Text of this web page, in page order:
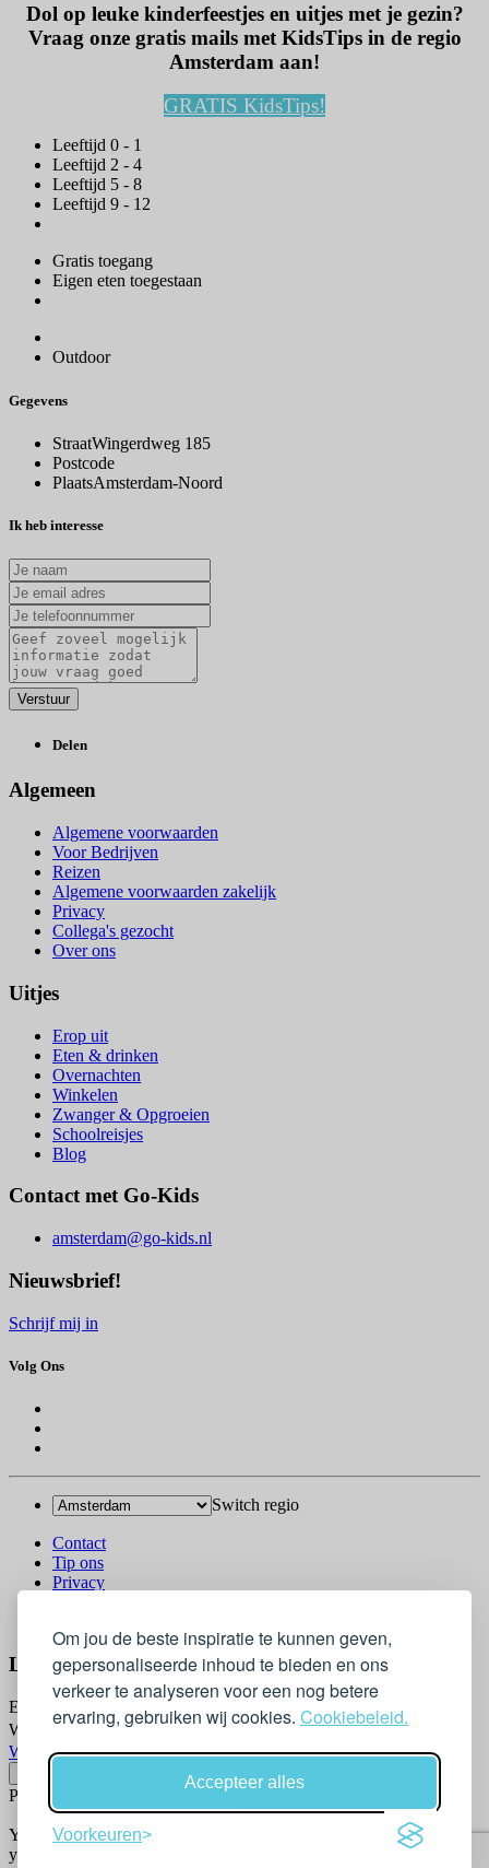
Om jou de beste inspiratie te kunnen geven,
gepersonaliseerde inhoud te bieden en ons
verkeer te analyseren voor een nog betere
ervaring, gebruiken wij cookies. Cookiebeleid.
Accepteer alles
Voorkeuren
Dol op leuke kinderfeestjes en uitjes met je gezin?
Vraag onze gratis mails met KidsTips in de regio
Amsterdam aan!
GRATIS KidsTips!
Leeftijd 0 - 1
Leeftijd 2 - 4
Leeftijd 5 - 8
Leeftijd 9 - 12
Gratis toegang
Eigen eten toegestaan
Outdoor
Gegevens
StraatWingerdweg 185
Postcode
PlaatsAmsterdam-Noord
Ik heb interesse
Delen
Algemeen
Algemene voorwaarden
Voor Bedrijven
Reizen
Algemene voorwaarden zakelijk
Privacy
Collega's gezocht
Over ons
Uitjes
Erop uit
Eten & drinken
Overnachten
Winkelen
Zwanger & Opgroeien
Schoolreisjes
Blog
Contact met Go-Kids
amsterdam@go-kids.nl
Nieuwsbrief!
Schrijf mij in
Volg Ons
Switch regio
Contact
Tip ons
Privacy
Log In
Email
Wachtwoord
Wachtwoord vergeten?
Please confirm login email below
You will receive an email containing a link allowing you to reset
your password to a new preferred one.